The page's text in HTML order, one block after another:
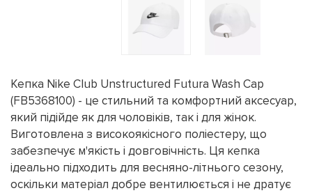
Кепка Nike Club Unstructured Futura Wash Cap
(FB5368100) - це стильний та комфортний аксесуар,
який підійде як для чоловіків, так і для жінок.
Виготовлена з високоякісного поліестеру, що
забезпечує м'якість і довговічність. Ця кепка
ідеально підходить для весняно-літнього сезону,
оскільки матеріал добре вентилюється і не дратує